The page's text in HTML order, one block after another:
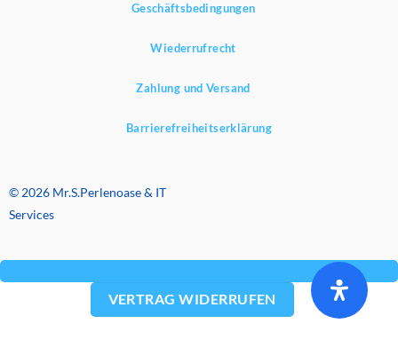
Geschäftsbedingungen
Wiederrufrecht
Zahlung und Versand
Barrierefreiheitserklärung
© 2026 Mr.S.Perlenoase & IT
Services
VERTRAG WIDERRUFEN